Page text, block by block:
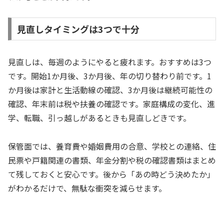
見直しタイミングは3つで十分
見直しは、毎週のようにやると疲れます。おすすめは3つ
です。開始1か月後、3か月後、年の切り替わり前です。1
か月後は家計と生活動線の確認、3か月後は継続可能性の
確認、年末前は税や扶養の確認です。家庭構成の変化、進
学、転職、引っ越しがあるときも見直しどきです。
保管面では、養育費や婚姻費用の合意、学校との連絡、住
民票や戸籍関連の書類、年金分割や税の確認書類はまとめ
て残しておくと安心です。後から「あの時どう決めたか」
がわかるだけで、無駄な衝突を減らせます。